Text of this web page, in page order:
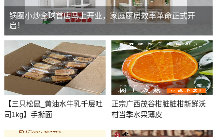
锅圈小炒全球首店马上开业，家庭厨房效率革命正式开
启！
【三只松鼠_黄油水牛乳千层吐
司1kg】手撕面
正宗广西茂谷柑脏脏柑新鲜沃
柑当季水果薄皮